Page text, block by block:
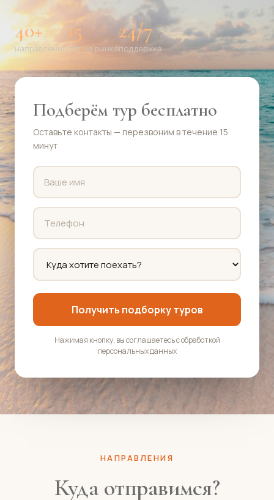
40+
направлений
15
лет на рынке
24/7
поддержка
Подберём тур бесплатно
Оставьте контакты — перезвоним в течение 15
минут
Получить подборку туров
Нажимая кнопку, вы соглашаетесь с обработкой
персональных данных
НАПРАВЛЕНИЯ
Куда отправимся?